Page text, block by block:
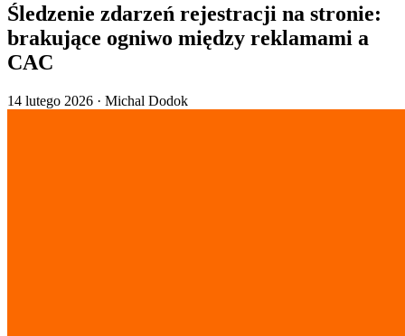
Śledzenie zdarzeń rejestracji na stronie:
brakujące ogniwo między reklamami a
CAC
14 lutego 2026 · Michal Dodok